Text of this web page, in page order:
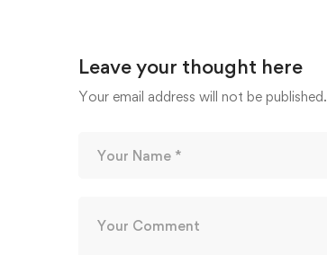
Leave your thought here
Your email address will not be published.